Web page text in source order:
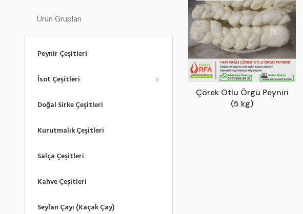
Ürün Grupları
Peynir Çeşitleri
İsot Çeşitleri
Doğal Sirke Çeşitleri
Kurutmalık Çeşitleri
Salça Çeşitleri
Kahve Çeşitleri
Seylan Çayı (Kaçak Çay)
Çörek Otlu Örgü Peyniri
(5 kg)